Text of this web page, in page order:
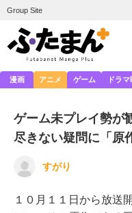
Group Site
漫画 アニメ ゲーム ドラ
ゲーム未プレイ勢が
尽きない疑問に「原
すがり
１０月１１日から放送